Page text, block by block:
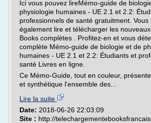
Ici vous pouvez lireMémo-guide de
physiologie humaines - UE 2.1 et 2.2:
professionnels de santé gratuitment. Vous
également lire et télécharger les
Books complètes . Profitez-en et vous
complète Mémo-guide de biologie et de
humaines - UE 2.1 et 2.2: Étudiants et
santé Livres en ligne.
Ce Mémo-Guide, tout en couleur,
et synthétique l'ensemble des...
Lire la suite
Date: 2018-06-26 22:03:09
Site : http://